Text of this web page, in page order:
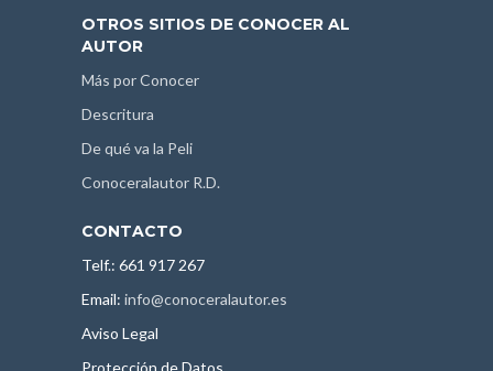
OTROS SITIOS DE CONOCER AL
AUTOR
Más por Conocer
Descritura
De qué va la Peli
Conoceralautor R.D.
CONTACTO
Telf.: 661 917 267
Email: info@conoceralautor.es
Aviso Legal
Protección de Datos